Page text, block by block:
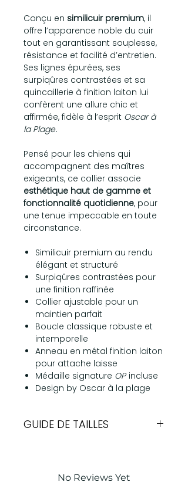
Conçu en similicuir premium, il
offre l’apparence noble du cuir
tout en garantissant souplesse,
résistance et facilité d’entretien.
Ses lignes épurées, ses
surpiqûres contrastées et sa
quincaillerie à finition laiton lui
confèrent une allure chic et
affirmée, fidèle à l’esprit Oscar à
la Plage.
Pensé pour les chiens qui
accompagnent des maîtres
exigeants, ce collier associe
esthétique haut de gamme et
fonctionnalité quotidienne, pour
une tenue impeccable en toute
circonstance.
Similicuir premium au rendu
élégant et structuré
Surpiqûres contrastées pour
une finition raffinée
Collier ajustable pour un
maintien parfait
Boucle classique robuste et
intemporelle
Anneau en métal finition laiton
pour attache laisse
Médaille signature OPincluse
Design by Oscar à la plage
GUIDE DE TAILLES
1,50cm 21-27cm
No Reviews Yet